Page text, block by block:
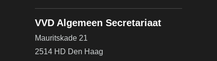
VVD Algemeen Secretariaat
Mauritskade 21
2514 HD Den Haag